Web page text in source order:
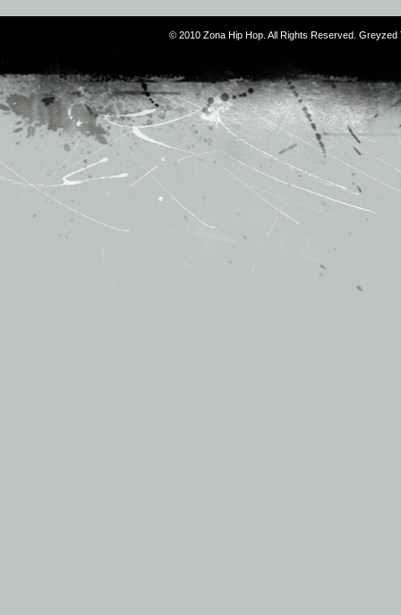
© 2010 Zona Hip Hop. All Rights Reserved.